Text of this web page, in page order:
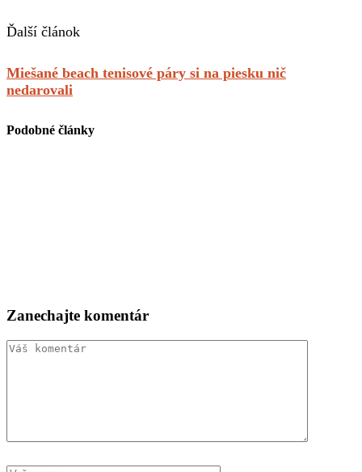
Ďalší článok
Miešané beach tenisové páry si na piesku nič
nedarovali
Podobné články
Zanechajte komentár